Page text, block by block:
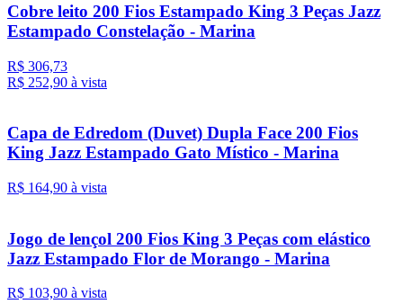
Cobre leito 200 Fios Estampado King 3 Peças Jazz
Estampado Constelação - Marina
R$ 306,73
R$ 252,90 à vista
Capa de Edredom (Duvet) Dupla Face 200 Fios
King Jazz Estampado Gato Místico - Marina
R$ 164,90 à vista
Jogo de lençol 200 Fios King 3 Peças com elástico
Jazz Estampado Flor de Morango - Marina
R$ 103,90 à vista